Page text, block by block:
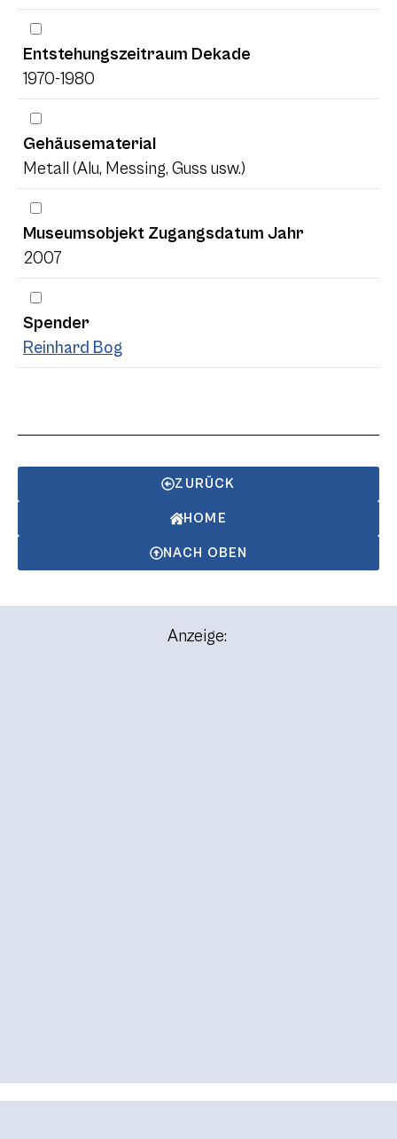
Entstehungszeitraum Dekade
1970-1980
Gehäusematerial
Metall (Alu, Messing, Guss usw.)
Museumsobjekt Zugangsdatum Jahr
2007
Spender
Reinhard Bog
ZURÜCK
HOME
NACH OBEN
Anzeige: